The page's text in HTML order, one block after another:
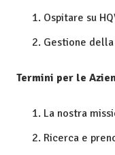
Ospitare su
Gestione
Termini per le
La nostra
Ricerca e